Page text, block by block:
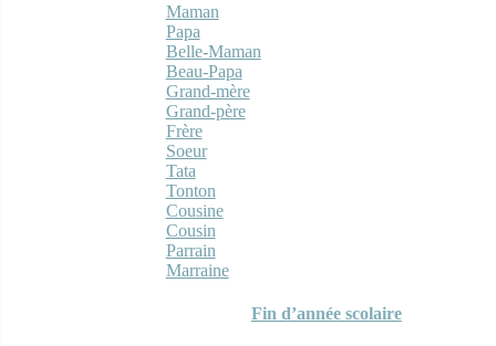
Maman
Papa
Belle-Maman
Beau-Papa
Grand-mère
Grand-père
Frère
Soeur
Tata
Tonton
Cousine
Cousin
Parrain
Marraine
Fin d’année scolaire